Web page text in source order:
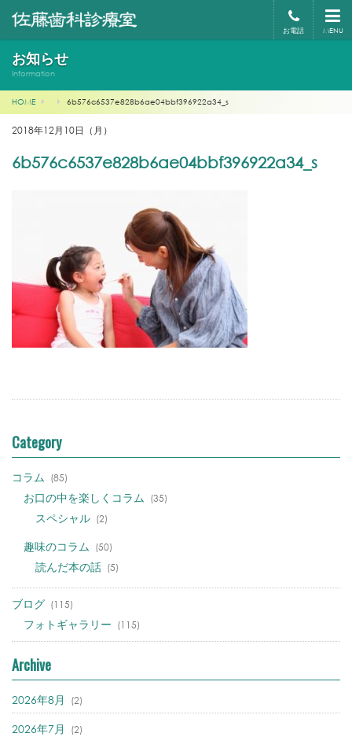
MENU
お電話
お知らせ
Information
HOME 6b576c6537e828b6ae04bbf396922a34_s
2018年12月10日（月）
6b576c6537e828b6ae04bbf396922a34_s
Category
コラム (85)
お口の中を楽しくコラム (35)
スペシャル (2)
趣味のコラム (50)
読んだ本の話 (5)
ブログ (115)
フォトギャラリー (115)
Archive
2026年8月 (2)
2026年7月 (2)